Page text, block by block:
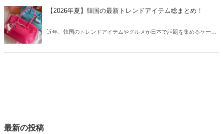
【2026年夏】韓国の最新トレンドアイテム総まとめ！
近年、韓国のトレンドアイテムやグルメが日本で話題を集めるケース
最新の投稿